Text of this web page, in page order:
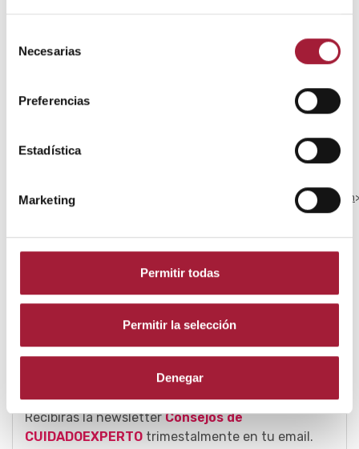
Necesarias
Preferencias
Estadística
Marketing
Permitir todas
Permitir la selección
Denegar
20372926>.
Vañó, S.
10 consejos relacionados con la caída del
cabello
http://fundacionpielsana.es/pelo/diez-consejos-
Redacción.
MedlinePlus, Biblioteca Nacional de Medicina de los
<https://medlineplus.gov/spanish/ency/article/003246.htm
Subscribirme a la Newsletter
Recibirás la newsletterConsejos de
CUIDADOEXPERTO trimestalmente en tu email.